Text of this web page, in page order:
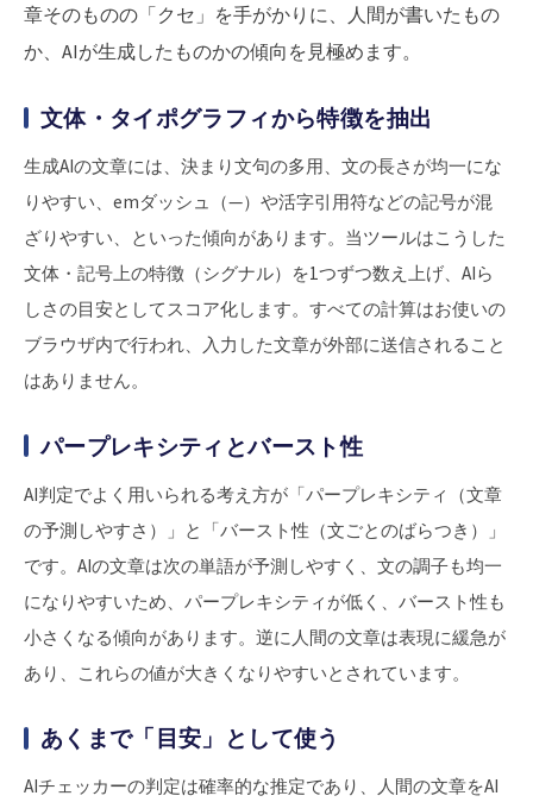
章そのものの「クセ」を手がかりに、人間が書いたもの
か、AIが生成したものかの傾向を見極めます。
文体・タイポグラフィから特徴を抽出
生成AIの文章には、決まり文句の多用、文の長さが均一にな
りやすい、emダッシュ（—）や活字引用符などの記号が混
ざりやすい、といった傾向があります。当ツールはこうした
文体・記号上の特徴（シグナル）を1つずつ数え上げ、AIら
しさの目安としてスコア化します。すべての計算はお使いの
ブラウザ内で行われ、入力した文章が外部に送信されること
はありません。
パープレキシティとバースト性
AI判定でよく用いられる考え方が「パープレキシティ（文章
の予測しやすさ）」と「バースト性（文ごとのばらつき）」
です。AIの文章は次の単語が予測しやすく、文の調子も均一
になりやすいため、パープレキシティが低く、バースト性も
小さくなる傾向があります。逆に人間の文章は表現に緩急が
あり、これらの値が大きくなりやすいとされています。
あくまで「目安」として使う
AIチェッカーの判定は確率的な推定であり、人間の文章をAI